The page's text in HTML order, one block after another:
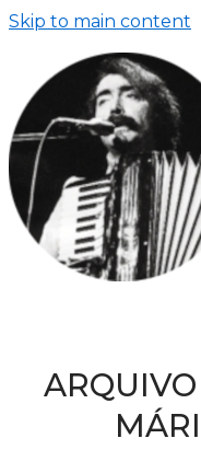
Skip to main content